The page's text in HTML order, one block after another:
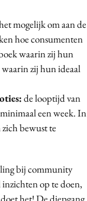
mogelijk om aan de
hoe consumenten
waarin zij hun
waarin zij hun ideaal
de looptijd van
een week. In
bewust te
bij community
op te doen,